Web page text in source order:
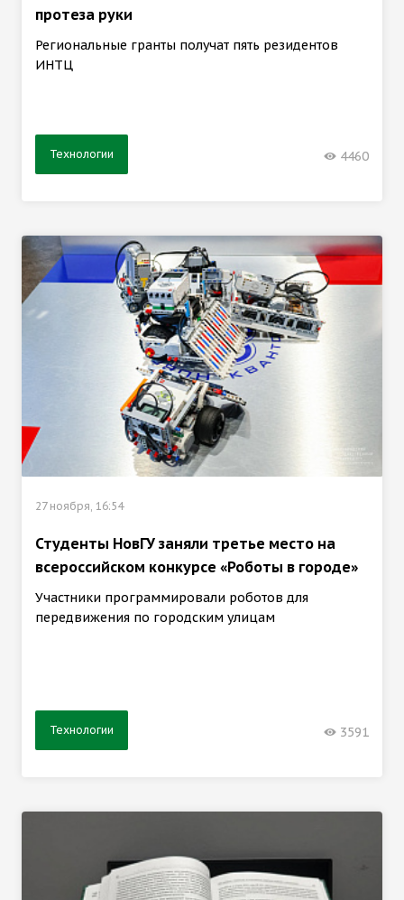
протеза руки
Региональные гранты получат пять резидентов
ИНТЦ
Технологии 4460
27 ноября, 16:54
Студенты НовГУ заняли третье место на
всероссийском конкурсе «Роботы в городе»
Участники программировали роботов для
передвижения по городским улицам
Технологии 3591